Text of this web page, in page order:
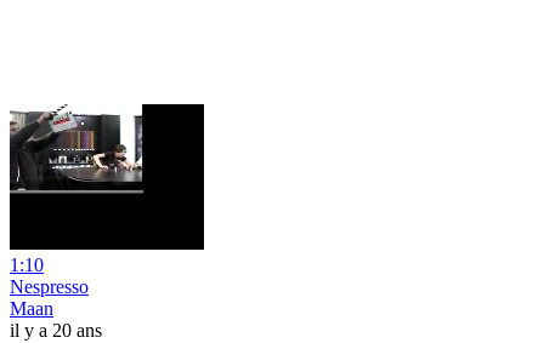
1:10
Nespresso
Maan
il y a 20 ans